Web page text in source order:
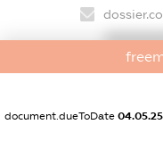
document.dueToDate 04.05.25